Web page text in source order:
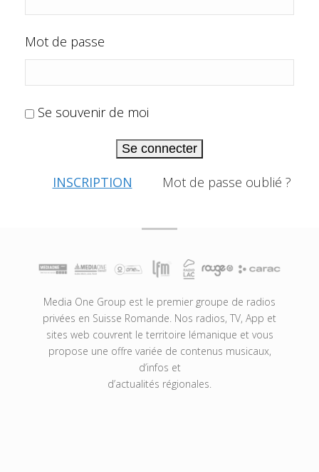
Mot de passe
Se souvenir de moi
Se connecter
INSCRIPTION Mot de passe oublié ?
Media One Group est le premier groupe de radios
privées en Suisse Romande. Nos radios, TV, App et
sites web couvrent le territoire lémanique et vous
propose une offre variée de contenus musicaux,
d’infos et
d’actualités régionales.